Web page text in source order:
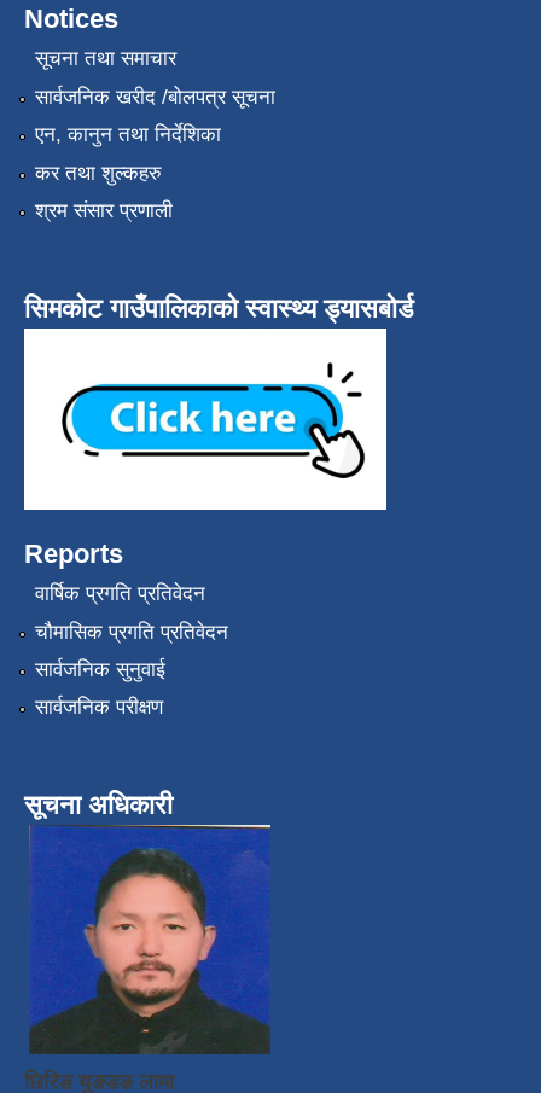
Notices
सूचना तथा समाचार
सार्वजनिक खरीद /बोलपत्र सूचना
एन, कानुन तथा निर्देशिका
कर तथा शुल्कहरु
श्रम संसार प्रणाली
सिमकोट गाउँपालिकाको स्वास्थ्य ड्यासबोर्ड
Reports
वार्षिक प्रगति प्रतिवेदन
चौमासिक प्रगति प्रतिवेदन
सार्वजनिक सुनुवाई
सार्वजनिक परीक्षण
सूचना अधिकारी
छिरिङ युङडङ लामा